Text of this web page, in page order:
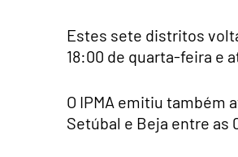
Estes sete distritos
18:00 de quarta-feira e
O IPMA emitiu também
Setúbal e Beja entre as